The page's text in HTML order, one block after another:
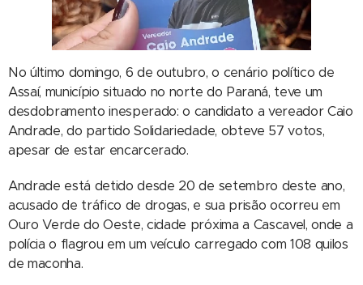
No último domingo, 6 de outubro, o cenário político de
Assaí, município situado no norte do Paraná, teve um
desdobramento inesperado: o candidato a vereador Caio
Andrade, do partido Solidariedade, obteve 57 votos,
apesar de estar encarcerado.
Andrade está detido desde 20 de setembro deste ano,
acusado de tráfico de drogas, e sua prisão ocorreu em
Ouro Verde do Oeste, cidade próxima a Cascavel, onde a
polícia o flagrou em um veículo carregado com 108 quilos
de maconha.